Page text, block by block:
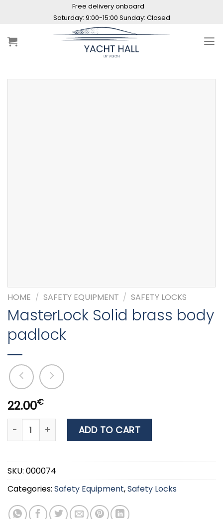
Free delivery onboard
HOME / SAFETY EQUIPMENT / SAFETY LOCKS
MasterLock Solid brass body
padlock
22.00€
MasterLock Solid brass body padlock quantity
ADD TO CART
SKU: 000074
Categories: Safety Equipment,Safety Locks